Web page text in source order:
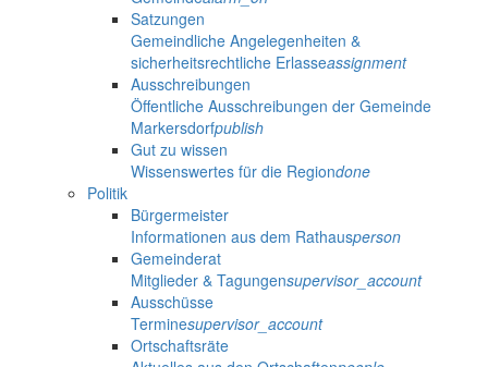
Satzungen
Gemeindliche Angelegenheiten &
sicherheitsrechtliche Erlasseassignment
Ausschreibungen
Öffentliche Ausschreibungen der Gemeinde
Markersdorfpublish
Gut zu wissen
Wissenswertes für die Regiondone
Politik
Bürgermeister
Informationen aus dem Rathausperson
Gemeinderat
Mitglieder & Tagungensupervisor_account
Ausschüsse
Terminesupervisor_account
Ortschaftsräte